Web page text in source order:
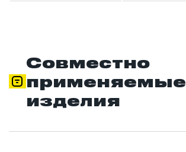
Совместно
применяемые
изделия